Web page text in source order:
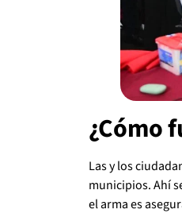
¿Cómo
Las y los
municipios. Ahí
el arma es